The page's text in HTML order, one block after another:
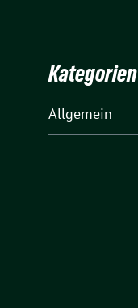
Kategorien
Allgemein